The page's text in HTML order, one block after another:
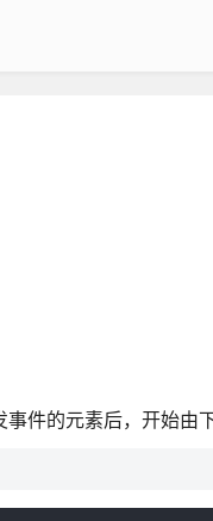
件的元素后，开始由